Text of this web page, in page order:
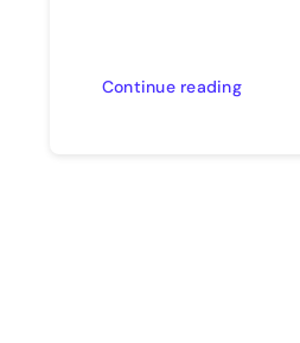
Continue reading